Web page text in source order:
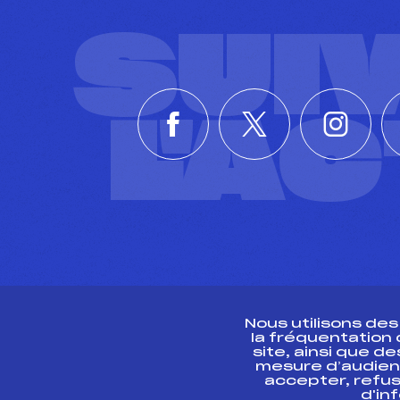
Nous utilisons
la fréquentation
site, ainsi que
mesure
accepter,